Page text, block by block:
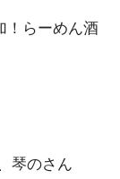
！らーめん酒
琴のさん